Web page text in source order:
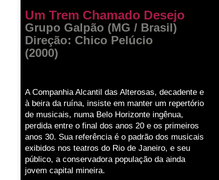
Um Trem Chamado Desejo
Grupo Galpão (MG / Brasil)
Direção: Chico Pelúcio
(2000)
A Companhia Alcantil das Alterosas, decadente e
à beira da ruína, insiste em manter um repertório
de musicais, numa Belo Horizonte ingênua,
perdida entre o final dos anos 20 e os primeiros
anos 30. Sua referência é o padrão dos musicais
exibidos nos teatros do Rio de Janeiro, e seu
público, a conservadora população da ainda
jovem capital mineira.